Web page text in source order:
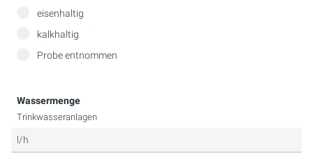
TANKENTKEIMUNG
eisenhaltig
kalkhaltig
Probe entnommen
Wassermenge
Trinkwasseranlagen